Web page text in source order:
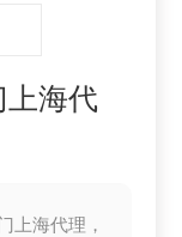
海代
上海代理，